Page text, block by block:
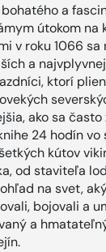
a
útokom na
v roku 1066
a
ktorí
ako sa
24 hodín
kútov
od staviteľa
na svet,
bojovali a
a